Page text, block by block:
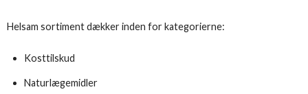
Helsam sortiment dækker inden for kategorierne:
Kosttilskud
Naturlægemidler